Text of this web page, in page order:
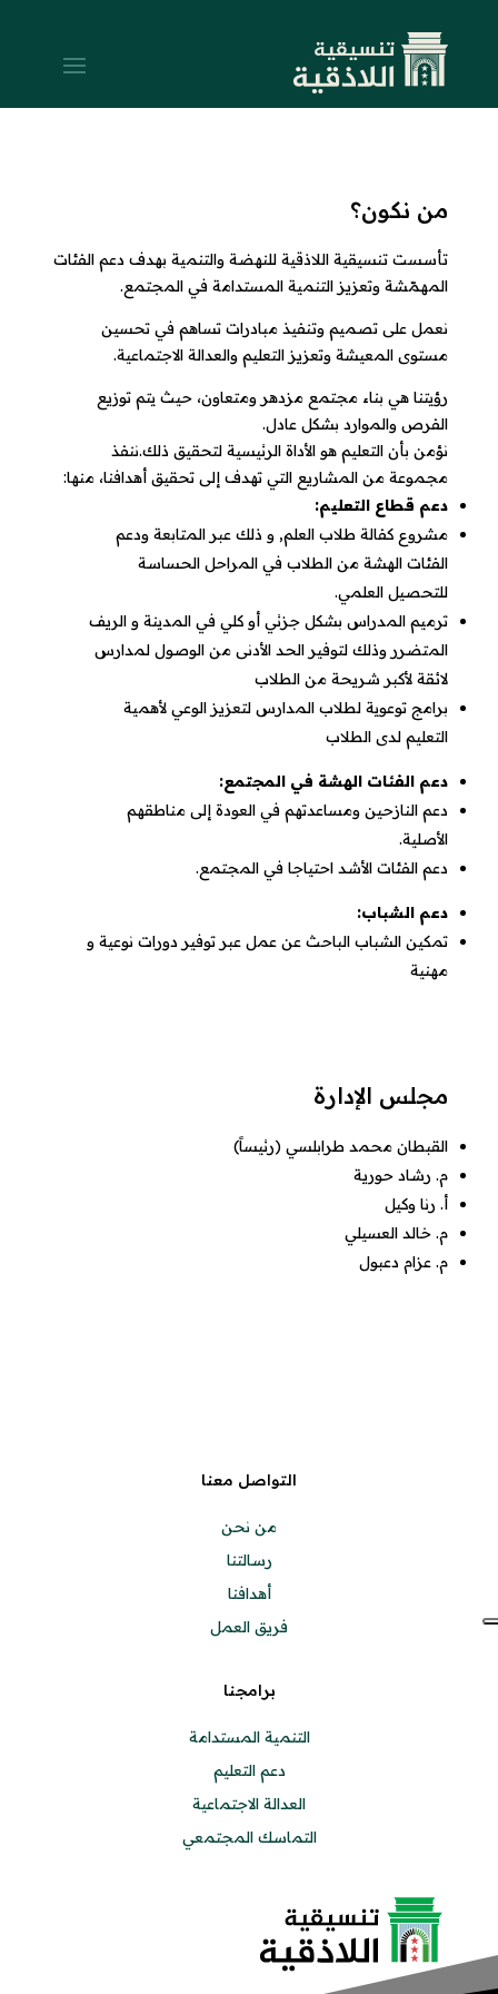
من نكون؟
تأسست تنسيقية اللاذقية للنهضة والتنمية بهدف دعم الفئات
المهمّشة وتعزيز التنمية المستدامة في المجتمع.
نعمل على تصميم وتنفيذ مبادرات تساهم في تحسين
مستوى المعيشة وتعزيز التعليم والعدالة الاجتماعية.
رؤيتنا هي بناء مجتمع مزدهر ومتعاون، حيث يتم توزيع
الفرص والموارد بشكل عادل.
نؤمن بأن التعليم هو الأداة الرئيسية لتحقيق ذلك.ننفذ
مجموعة من المشاريع التي تهدف إلى تحقيق أهدافنا، منها:
دعم قطاع التعليم:
مشروع كفالة طلاب العلم, و ذلك عبر المتابعة ودعم
الفئات الهشة من الطلاب في المراحل الحساسة
للتحصيل العلمي.
ترميم المدراس بشكل جزئي أو كلي في المدينة و الريف
المتضرر وذلك لتوفير الحد الأدنى من الوصول لمدارس
لائقة لأكبر شريحة من الطلاب
برامج توعوية لطلاب المدارس لتعزيز الوعي لأهمية
التعليم لدى الطلاب
دعم الفئات الهشة في المجتمع:
دعم النازحين ومساعدتهم في العودة إلى مناطقهم
الأصلية.
دعم الفئات الأشد احتياجا في المجتمع.
دعم الشباب:
تمكين الشباب الباحث عن عمل عبر توفير دورات نوعية و
مهنية
مجلس الإدارة
القبطان محمد طرابلسي (رئيساً)
م. رشاد حورية
أ. رنا وكيل
م. خالد العسيلي
م. عزام دعبول
التواصل معنا
من نحن
رسالتنا
أهدافنا
فريق العمل
برامجنا
التنمية المستدامة
دعم التعليم
العدالة الاجتماعية
التماسك المجتمعي